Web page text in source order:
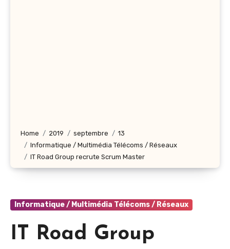
Home 2019 septembre
13
Informatique / Multimédia Télécoms / Réseaux
IT Road Group recrute Scrum Master
Informatique / Multimédia Télécoms / Réseaux
IT Road Group